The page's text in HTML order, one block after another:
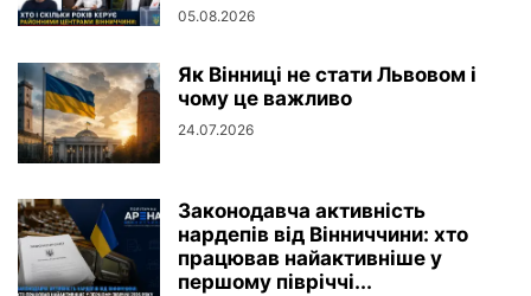
05.08.2026
Як Вінниці не стати Львовом і
чому це важливо
24.07.2026
Законодавча активність
нардепів від Вінниччини: хто
працював найактивніше у
першому півріччі...